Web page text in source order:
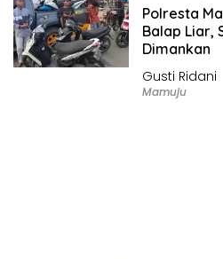
Polresta
Balap Liar,
Dimankan
Gusti Ridani
Mamuju